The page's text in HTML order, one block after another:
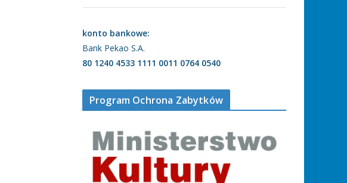
konto bankowe:
Bank Pekao S.A.
80 1240 4533 1111 0011 0764 0540
Program Ochrona Zabytków